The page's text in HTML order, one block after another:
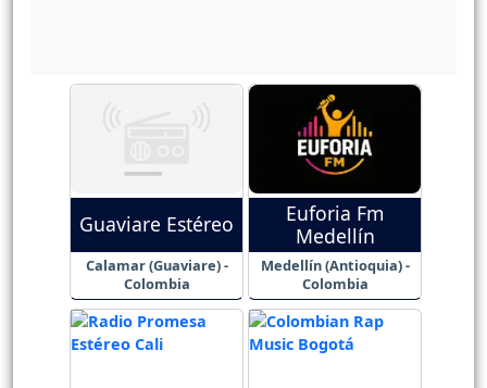
Guaviare Estéreo
Calamar (Guaviare) -
Colombia
Euforia Fm
Medellín
Medellín (Antioquia) -
Colombia